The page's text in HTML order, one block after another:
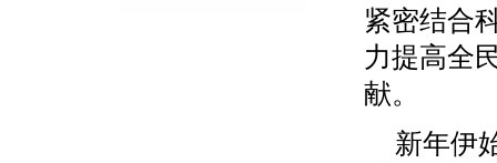
紧密结合
力提高全
献。
新年伊